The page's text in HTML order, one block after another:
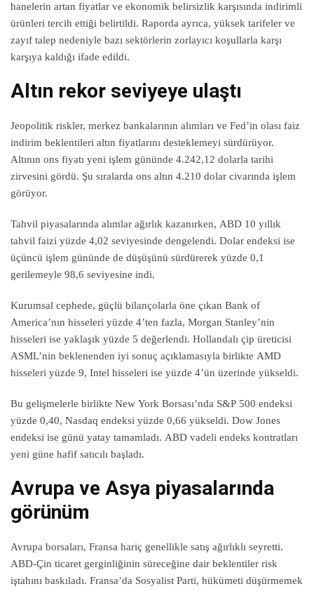
hanelerin artan fiyatlar ve ekonomik belirsizlik karşısında indirimli
ürünleri tercih ettiği belirtildi. Raporda ayrıca, yüksek tarifeler ve
zayıf talep nedeniyle bazı sektörlerin zorlayıcı koşullarla karşı
karşıya kaldığı ifade edildi.
Altın rekor seviyeye ulaştı
Jeopolitik riskler, merkez bankalarının alımları ve Fed’in olası faiz
indirim beklentileri altın fiyatlarını desteklemeyi sürdürüyor.
Altının ons fiyatı yeni işlem gününde 4.242,12 dolarla tarihi
zirvesini gördü. Şu sıralarda ons altın 4.210 dolar civarında işlem
görüyor.
Tahvil piyasalarında alımlar ağırlık kazanırken, ABD 10 yıllık
tahvil faizi yüzde 4,02 seviyesinde dengelendi. Dolar endeksi ise
üçüncü işlem gününde de düşüşünü sürdürerek yüzde 0,1
gerilemeyle 98,6 seviyesine indi.
Kurumsal cephede, güçlü bilançolarla öne çıkan Bank of
America’nın hisseleri yüzde 4’ten fazla, Morgan Stanley’nin
hisseleri ise yaklaşık yüzde 5 değerlendi. Hollandalı çip üreticisi
ASML’nin beklenenden iyi sonuç açıklamasıyla birlikte AMD
hisseleri yüzde 9, Intel hisseleri ise yüzde 4’ün üzerinde yükseldi.
Bu gelişmelerle birlikte New York Borsası’nda S&P 500 endeksi
yüzde 0,40, Nasdaq endeksi yüzde 0,66 yükseldi. Dow Jones
endeksi ise günü yatay tamamladı. ABD vadeli endeks kontratları
yeni güne hafif satıcılı başladı.
Avrupa ve Asya piyasalarında
görünüm
Avrupa borsaları, Fransa hariç genellikle satış ağırlıklı seyretti.
ABD-Çin ticaret gerginliğinin süreceğine dair beklentiler risk
iştahını baskıladı. Fransa’da Sosyalist Parti, hükümeti düşürmemek